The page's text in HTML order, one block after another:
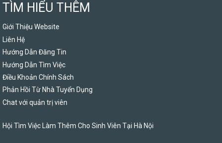
TÌM HIỂU THÊM
Giới Thiệu Website
Liên Hệ
Hướng Dẫn Đăng Tin
Hướng Dẫn Tìm Việc
Điều Khoản Chính Sách
Phản Hồi Từ Nhà Tuyển Dụng
Chat với quản trị viên
Hội Tìm Việc Làm Thêm Cho Sinh Viên Tại Hà Nội